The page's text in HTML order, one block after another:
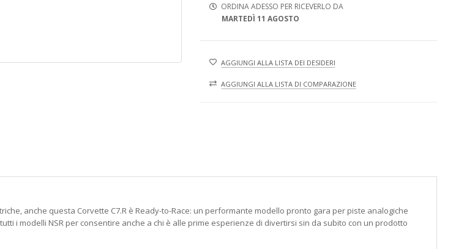
ORDINA ADESSO PER RICEVERLO DA
MARTEDÌ 11 AGOSTO
AGGIUNGI ALLA LISTA DEI DESIDERI
AGGIUNGI ALLA LISTA DI COMPARAZIONE
anche questa Corvette C7.R è Ready-to-Race: un performante modello pronto gara per piste analogiche
i modelli NSR per consentire anche a chi è alle prime esperienze di divertirsi sin da subito con un prodotto